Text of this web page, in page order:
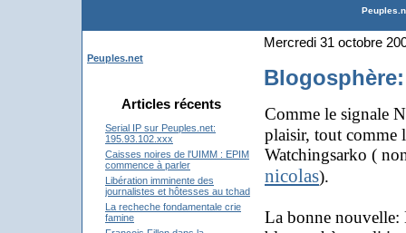
Peuples.net
Articles récents
Serial IP sur Peuples.net:
195.93.102.xxx
Caisses noires de l'UIMM : EPIM
commence à parler
Libération imminente des
journalistes et hôtesses au tchad
La recheche fondamentale crie
famine
Mercredi 31 octobre
Comme le signale
plaisir, tout comme
Watchingsarko (
nicolas).
La bonne nouvelle: